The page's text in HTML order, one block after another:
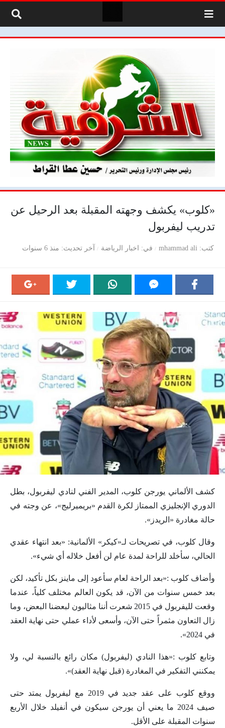
«كلوب» يكشف وجهته المقبلة بعد الرحيل عن
تدريب ليفربول
كتب mhammad ali في اخبار الرياضة آخر تحديث منذ 6 سنوات
كشف الألماني يورجن كلوب، المدير الفني لنادي ليفربول، بطل
الدوري الإنجليزي الممتاز لكرة القدم «بريميرليج»، عن وجته في
حالة مغادرة «الريدز».
وقال كلوب، في تصريحات لـ«كيكر» الألمانية: «بعد انتهاء عقدي
الحالي، سأخلد للراحة لمدة عام لن أفعل خلاله أي شيء».
وأضاف كلوب :«بعد الراحة لعام سأعود إلى ماينز بكل تأكيد، لكن
بعد خمس سنوات من الآن، قد يكون العالم مختلف كلياً، عندما
وقعت لليفربول في 2015 شعرت أننا مثاليون لبعضنا البعض، وما
زال التعاون مثمراً حتى الآن، وأسعى لأداء عملي حتى نهاية العقد
في 2024».
وتابع كلوب :«هذا النادي (ليفربول) مكان رائع بالنسبة لي، ولا
يمكنني التفكير في المغادرة (قبل نهاية العقد)».
ووقع كلوب على عقد جديد في 2019 مع ليفربول يمتد حتى
صيف 2024 ما يعني أن يورجن سيكون في أنفيلد خلال الأربع
سنوات المقبلة على الأقل.